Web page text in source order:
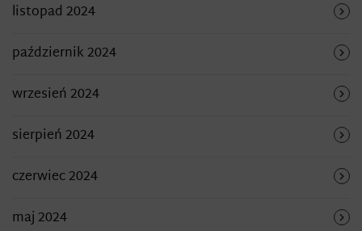
listopad 2024
październik 2024
wrzesień 2024
sierpień 2024
czerwiec 2024
maj 2024